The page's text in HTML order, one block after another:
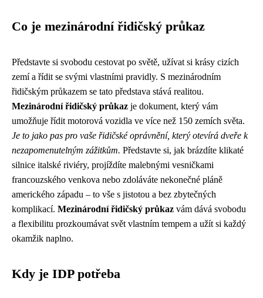
Co je mezinárodní řidičský průkaz
Představte si svobodu cestovat po světě, užívat si krásy cizích
zemí a řídit se svými vlastními pravidly. S mezinárodním
řidičským průkazem se tato představa stává realitou.
Mezinárodní řidičský průkaz je dokument, který vám
umožňuje řídit motorová vozidla ve více než 150 zemích světa.
Je to jako pas pro vaše řidičské oprávnění, který otevírá dveře k
nezapomenutelným zážitkům. Představte si, jak brázdíte klikaté
silnice italské riviéry, projíždíte malebnými vesničkami
francouzského venkova nebo zdoláváte nekonečné pláně
amerického západu – to vše s jistotou a bez zbytečných
komplikací. Mezinárodní řidičský průkaz vám dává svobodu
a flexibilitu prozkoumávat svět vlastním tempem a užít si každý
okamžik naplno.
Kdy je IDP potřeba